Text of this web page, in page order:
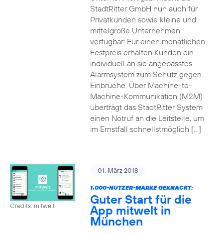
StadtRitter GmbH nun auch für
Privatkunden sowie kleine und
mittelgroße Unternehmen
verfügbar: Für einen monatlichen
Festpreis erhalten Kunden ein
individuell an sie angepasstes
Alarmsystem zum Schutz gegen
Einbrüche. Über Machine-to-
Machine-Kommunikation (M2M)
überträgt das StadtRitter System
einen Notruf an die Leitstelle, um
im Ernstfall schnellstmöglich […]
Credits: mitwelt
01. März 2018
1.000-NUTZER-MARKE GEKNACKT:
Guter Start für die
App mitwelt in
München